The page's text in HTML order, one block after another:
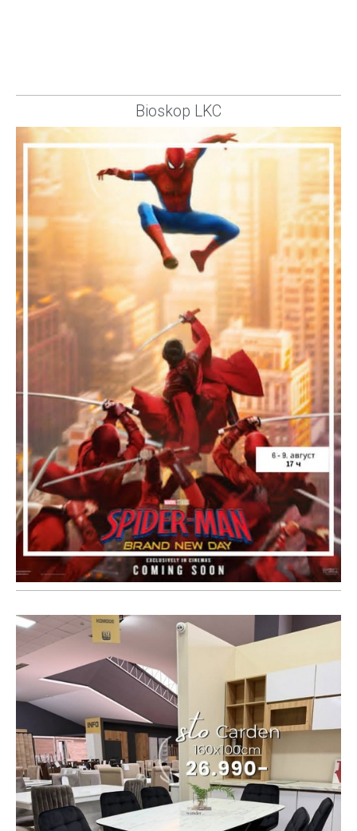
Bioskop LKC